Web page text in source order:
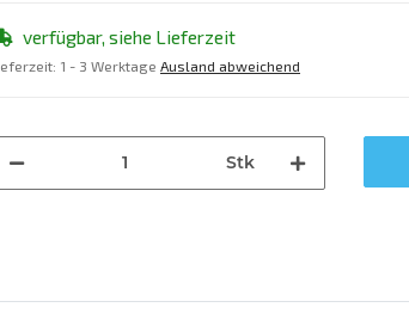
verfügbar, siehe Lieferzeit
1 - 3 Werktage Ausland abweichend
Stk